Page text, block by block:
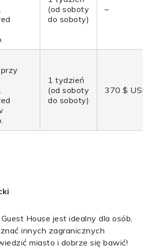
(od soboty
do soboty)
–
1 tydzień
(od soboty
do soboty)
370 $ USD
House jest idealny dla osób,
innych zagranicznych
miasto i dobrze się bawić!